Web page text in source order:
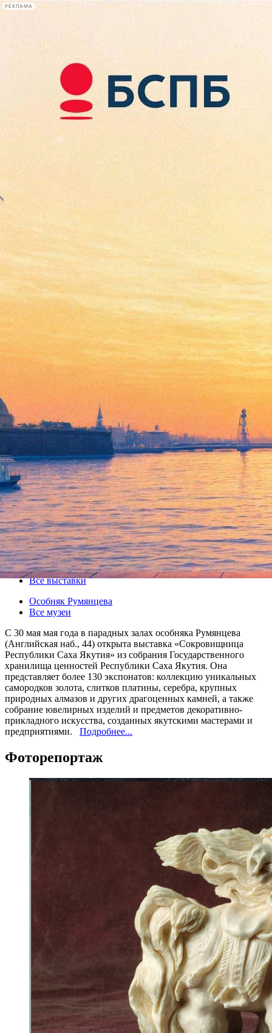
РЕКЛАМА
Сегодня:
2026.08.07
12:04
Афиша Plus
В особняке Румянцева
покажут сокровища Якутии
30 мая 2014, пятница-29 июня 2014, воскресенье
Версия для печати
Все выставки
Особняк Румянцева
Все музеи
С 30 мая мая года в парадных залах особняка Румянцева
(Английская наб., 44) открыта выставка «Сокровищница
Республики Саха Якутия» из собрания Государственного
хранилища ценностей Республики Саха Якутия. Она
представляет более 130 экспонатов: коллекцию уникальных
самородков золота, слитков платины, серебра, крупных
природных алмазов и других драгоценных камней, а также
собрание ювелирных изделий и предметов декоративно-
прикладного искусства, созданных якутскими мастерами и
предприятиями. Подробнее...
Фоторепортаж